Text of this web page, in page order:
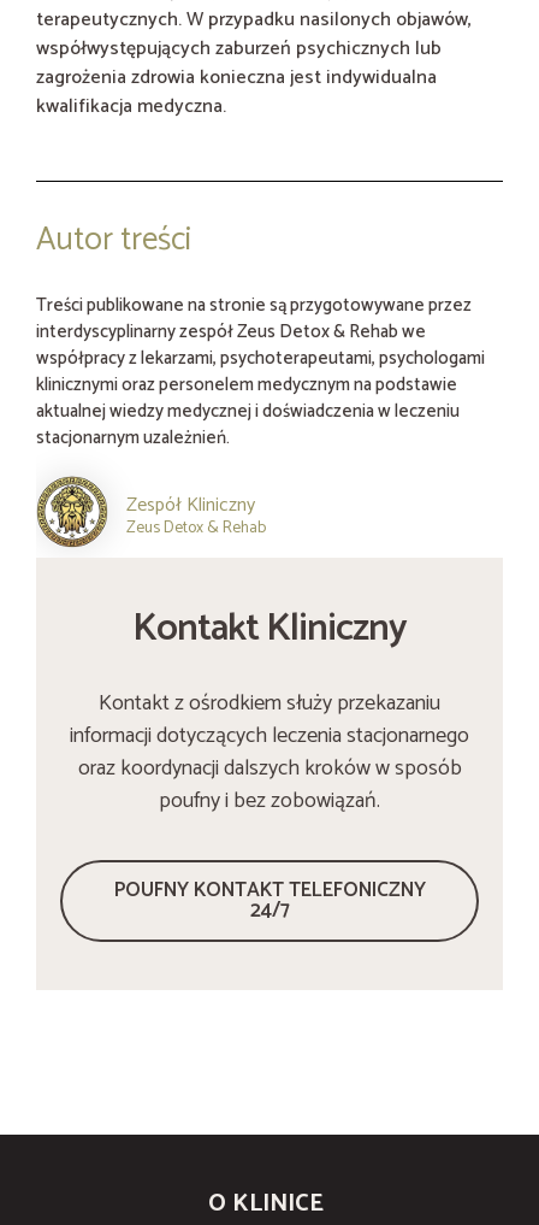
terapeutycznych. W przypadku nasilonych objawów,
współwystępujących zaburzeń psychicznych lub
zagrożenia zdrowia konieczna jest indywidualna
kwalifikacja medyczna.
Autor treści
Treści publikowane na stronie są przygotowywane przez
interdyscyplinarny zespół Zeus Detox & Rehab we
współpracy z lekarzami, psychoterapeutami, psychologami
klinicznymi oraz personelem medycznym na podstawie
aktualnej wiedzy medycznej i doświadczenia w leczeniu
stacjonarnym uzależnień.
Zespół Kliniczny
Zeus Detox & Rehab
Kontakt Kliniczny
Kontakt z ośrodkiem służy przekazaniu
informacji dotyczących leczenia stacjonarnego
oraz koordynacji dalszych kroków w sposób
poufny i bez zobowiązań.
POUFNY KONTAKT TELEFONICZNY
24/7
O KLINICE